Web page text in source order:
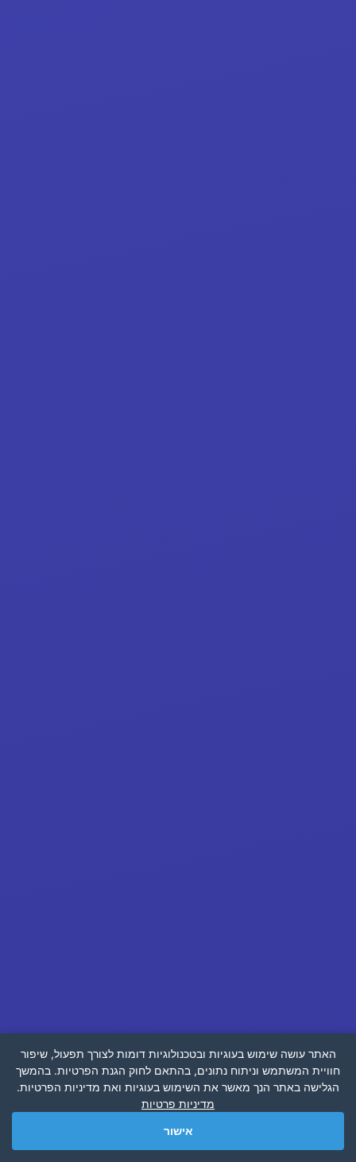
האתר עושה שימוש בעוגיות ובטכנולוגיות דומות לצורך תפעול, שיפור
חוויית המשתמש וניתוח נתונים, בהתאם לחוק הגנת הפרטיות. בהמשך
הגלישה באתר הנך מאשר את השימוש בעוגיות ואת מדיניות הפרטיות.
מדיניות פרטיות
אישור